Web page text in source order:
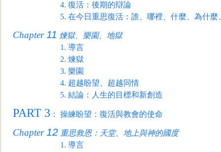
4. 復活：後期的辯論
5. 在今日重思復活：誰、哪裡、什麼、為什麼
Chapter 11 煉獄、樂園、地獄
1. 導言
2. 煉獄
3. 樂園
4. 超越盼望、超越同情
5. 結論：人生的目標和新創造
PART 3 ： 操練盼望：復活與教會的使命
Chapter 12 重思救恩：天堂、地上與神的國度
1. 導言